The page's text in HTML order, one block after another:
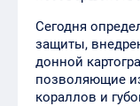
Сегодня
защиты,
донной
позволяющие
кораллов и